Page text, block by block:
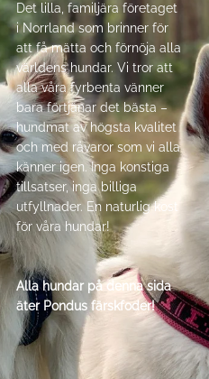
Det lilla, familjära företaget
i Norrland som brinner för
att få mätta och förnöja alla
världens hundar. Vi tror att
alla våra fyrbenta vänner
bara förtjänar det bästa –
hundmat av högsta kvalitet
och med råvaror som vi alla
känner igen. Inga konstiga
tillsatser, inga billiga
utfyllnader. En naturlig kost
för våra hundar!
Alla hundar på denna sida
äter Pondus färskfoder!